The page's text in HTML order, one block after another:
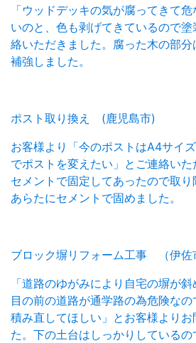
「ウッドデッキの気が腐ってきて
いのと、色も剥げてきているので
絡いただきました。腐った木の部
補強しました。
ポスト取り換え (鹿児島市)
お客様より「今のポストはA4サイ
でポストを変えたい」とご連絡い
セメントで固定してあったので取
あらたにセメントで固めました。
ブロック塀リフォーム工事 （伊佐
「道路のゆがみにより自宅の塀が斜
目の前の道路が通学路の為危険な
積み直してほしい」とお客様より
た。下の土台はしっかりしている